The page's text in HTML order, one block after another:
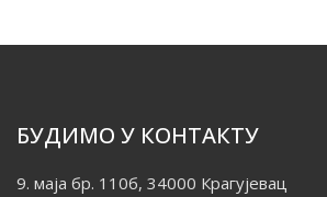
БУДИМО У КОНТАКТУ
9. маја бр. 110б, 34000 Крагујевац